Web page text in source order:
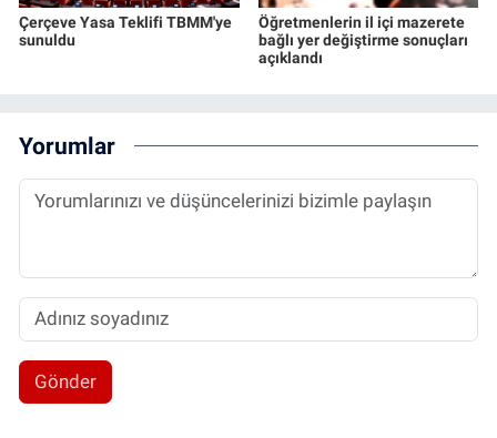
Çerçeve Yasa Teklifi TBMM'ye
sunuldu
Öğretmenlerin il içi mazerete
bağlı yer değiştirme sonuçları
açıklandı
Yorumlar
Gönder